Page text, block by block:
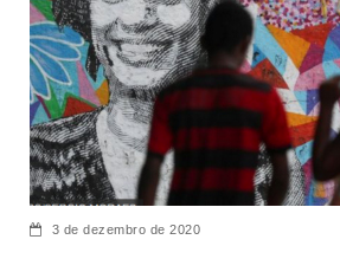
3 de dezembro de 2020